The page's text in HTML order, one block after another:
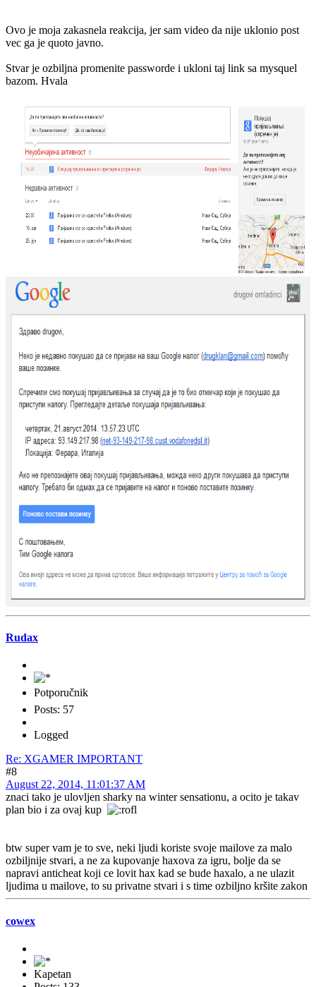
Ovo je moja zakasnela reakcija, jer sam video da nije uklonio post
vec ga je quoto javno.
Stvar je ozbiljna promenite passworde i ukloni taj link sa mysquel
bazom. Hvala
Rudax
Potporučnik
Posts: 57
Logged
Re: XGAMER IMPORTANT
#8
August 22, 2014, 11:01:37 AM
znaci tako je ulovljen sharky na winter sensationu, a ocito je takav
plan bio i za ovaj kup
btw super vam je to sve, neki ljudi koriste svoje mailove za malo
ozbiljnije stvari, a ne za kupovanje haxova za igru, bolje da se
napravi anticheat koji ce lovit hax kad se bude haxalo, a ne ulazit
ljudima u mailove, to su privatne stvari i s time ozbiljno kršite zakon
cowex
Kapetan